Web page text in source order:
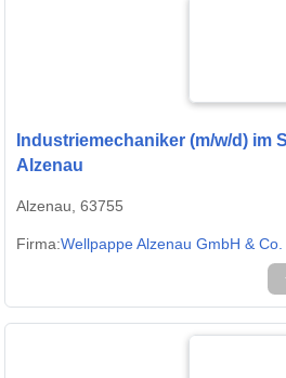
Industriemechaniker (m/w/d) im
Alzenau
Alzenau, 63755
Firma:Wellpappe Alzenau GmbH & Co.